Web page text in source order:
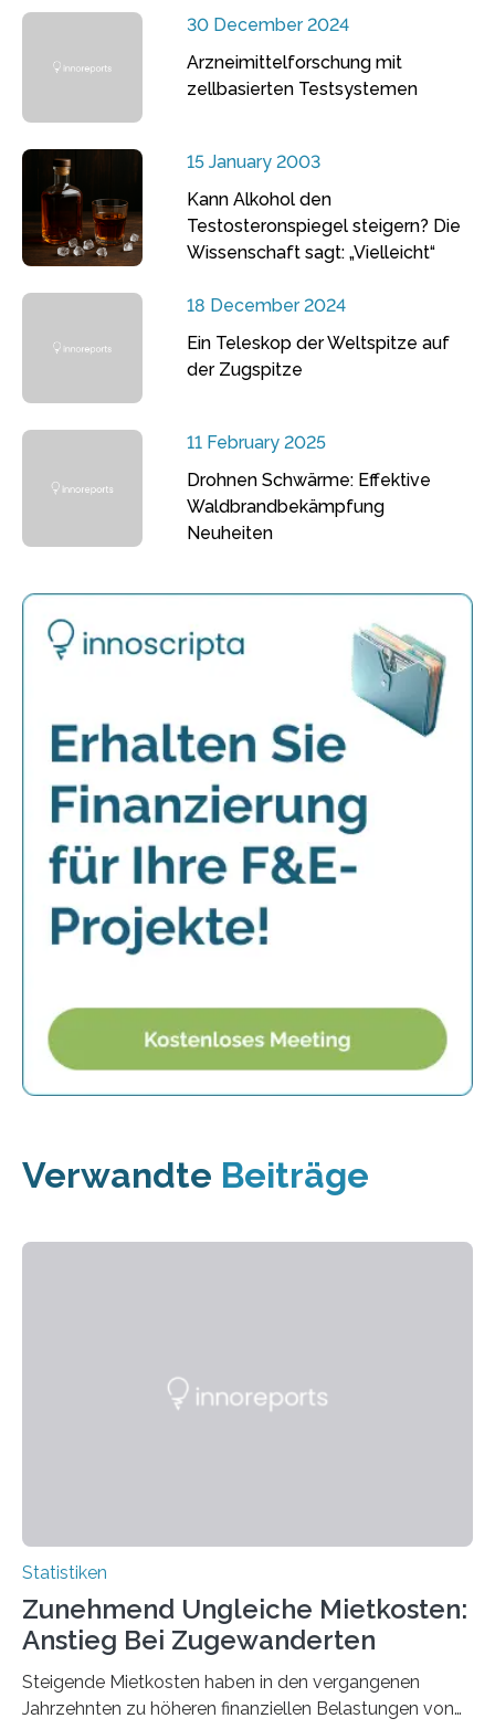
30 December 2024
Arzneimittelforschung mit
zellbasierten Testsystemen
15 January 2003
Kann Alkohol den
Testosteronspiegel steigern? Die
Wissenschaft sagt: „Vielleicht“
18 December 2024
Ein Teleskop der Weltspitze auf
der Zugspitze
11 February 2025
Drohnen Schwärme: Effektive
Waldbrandbekämpfung
Neuheiten
Verwandte Beiträge
Statistiken
Zunehmend Ungleiche Mietkosten:
Anstieg Bei Zugewanderten
Steigende Mietkosten haben in den vergangenen
Jahrzehnten zu höheren finanziellen Belastungen von